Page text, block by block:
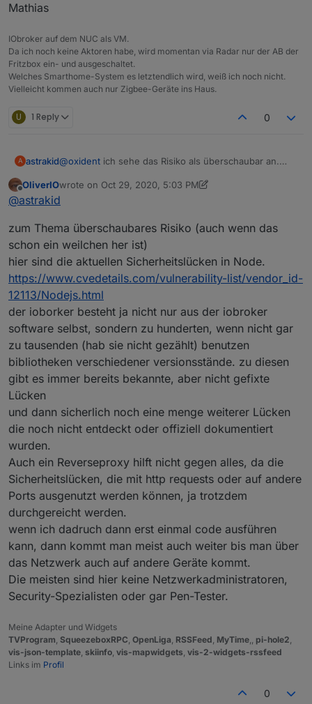
proxy_pass http://<MEIN-
		}
                location /node-red/ {
		}
return 301 http://<MEIN-
		location /dashboard/ {
proxy_pass http://<MEIN-
		}
		location /shell {
proxy_pass https://
		}
		location /fhem {
	            auth_basic off;
#
#			wird ueber proxy_parms
#			proxy_set_header Host
#			proxy_set_header X-
#
proxy_set_header
proxy_read_timeout
proxy_pass http://<MEIN-
		}
Schritt wäre eine "abgespeckte" Firewall für den
ioBroker denkbar - ähnlich wie es in Homematic
gelöst ist.
Mathias
IObroker auf dem NUC als VM.
Da ich noch keine Aktoren habe, wird momentan via Radar nur der AB der
Fritzbox ein- und ausgeschaltet.
Welches Smarthome-System es letztendlich wird, weiß ich noch nicht.
Vielleicht kommen auch nur Zigbee-Geräte ins Haus.
U 1 Reply 0
A astrakid@oxident ich sehe das Risiko als überschaubar an.
auf deine Geräte. Aber wenn man gute Passwörter
Offline
OliverIOwrote on Oct 29, 2020, 5:03 PM
last edited by OliverIOOct 29, 2020, 6:03 PM
@astrakid
zum Thema überschaubares Risiko (auch wenn das
schon ein weilchen her ist)
hier sind die aktuellen Sicherheitslücken in Node.
https://www.cvedetails.com/vulnerability-list/vendor_id-
12113/Nodejs.html
der ioborker besteht ja nicht nur aus der iobroker
software selbst, sondern zu hunderten, wenn nicht gar
zu tausenden (hab sie nicht gezählt) benutzen
bibliotheken verschiedener versionsstände. zu diesen
gibt es immer bereits bekannte, aber nicht gefixte
Lücken
und dann sicherlich noch eine menge weiterer Lücken
die noch nicht entdeckt oder offiziell dokumentiert
wurden.
Auch ein Reverseproxy hilft nicht gegen alles, da die
Sicherheitslücken, die mit http requests oder auf andere
Ports ausgenutzt werden können, ja trotzdem
durchgereicht werden.
wenn ich dadruch dann erst einmal code ausführen
kann, dann kommt man meist auch weiter bis man über
das Netzwerk auch auf andere Geräte kommt.
Die meisten sind hier keine Netzwerkadministratoren,
Security-Spezialisten oder gar Pen-Tester.
Meine Adapter und Widgets
TVProgram, SqueezeboxRPC, OpenLiga, RSSFeed, MyTime,, pi-hole2,
vis-json-template, skiinfo, vis-mapwidgets, vis-2-widgets-rssfeed
Links im Profil
0